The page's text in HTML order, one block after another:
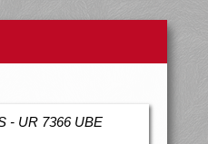
- UR 7366 UBE